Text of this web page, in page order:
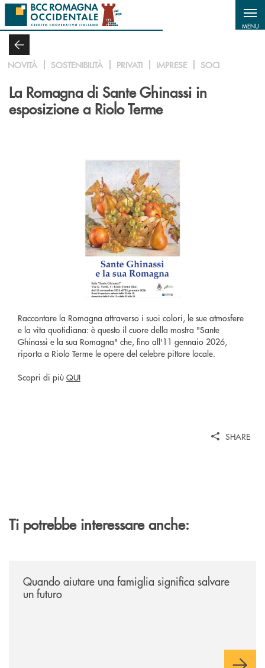
Salta al contenuto principale
MENU
NOVITÀ SOSTENIBILITÀ PRIVATI IMPRESE SOCI
La Romagna di Sante Ghinassi in
esposizione a Riolo Terme
Raccontare la Romagna attraverso i suoi colori, le sue atmosfere
e la vita quotidiana: è questo il cuore della mostra "Sante
Ghinassi e la sua Romagna" che, fino all'11 gennaio 2026,
riporta a Riolo Terme le opere del celebre pittore locale.
Scopri di più QUI
SHARE
Ti potrebbe interessare anche:
Quando aiutare una famiglia significa salvare
un futuro